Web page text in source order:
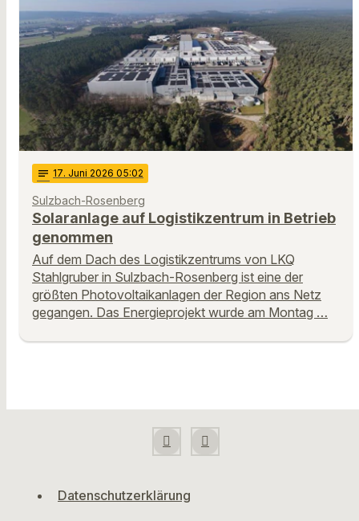
notes 17. Juni 2026 05:02
Sulzbach-Rosenberg
Solaranlage auf Logistikzentrum in Betrieb
genommen
Auf dem Dach des Logistikzentrums von LKQ
Stahlgruber in Sulzbach-Rosenberg ist eine der
größten Photovoltaikanlagen der Region ans Netz
gegangen. Das Energieprojekt wurde am Montag …
Datenschutzerklärung